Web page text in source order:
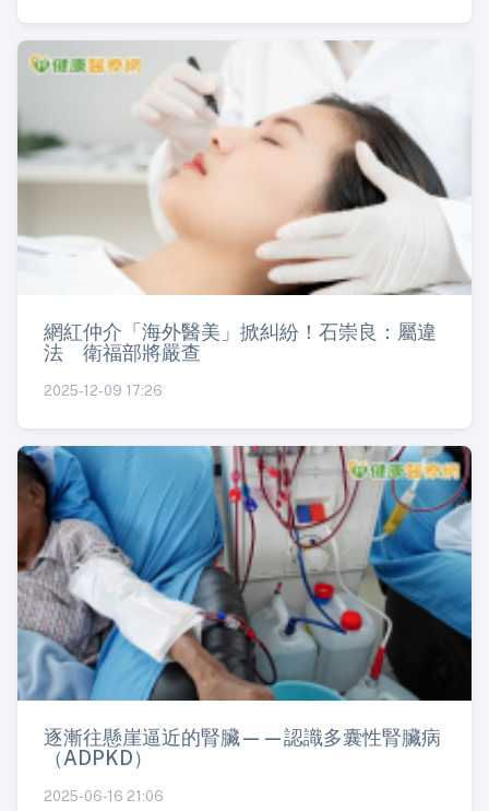
網紅仲介「海外醫美」掀糾紛！石崇良：屬違
法 衛福部將嚴查
2025-12-09 17:26
逐漸往懸崖逼近的腎臟——認識多囊性腎臟病
（ADPKD）
2025-06-16 21:06